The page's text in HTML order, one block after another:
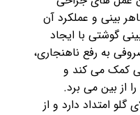
بینی و عملکرد آن
گوشتی با ایجاد
به رفع ناهنجاری،
کمک می کند و
از بین می برد.
گلو امتداد دارد و از